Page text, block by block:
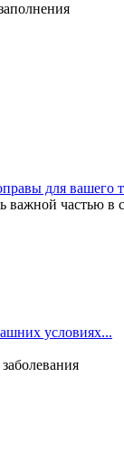
для вашего
важной частью в
условиях...